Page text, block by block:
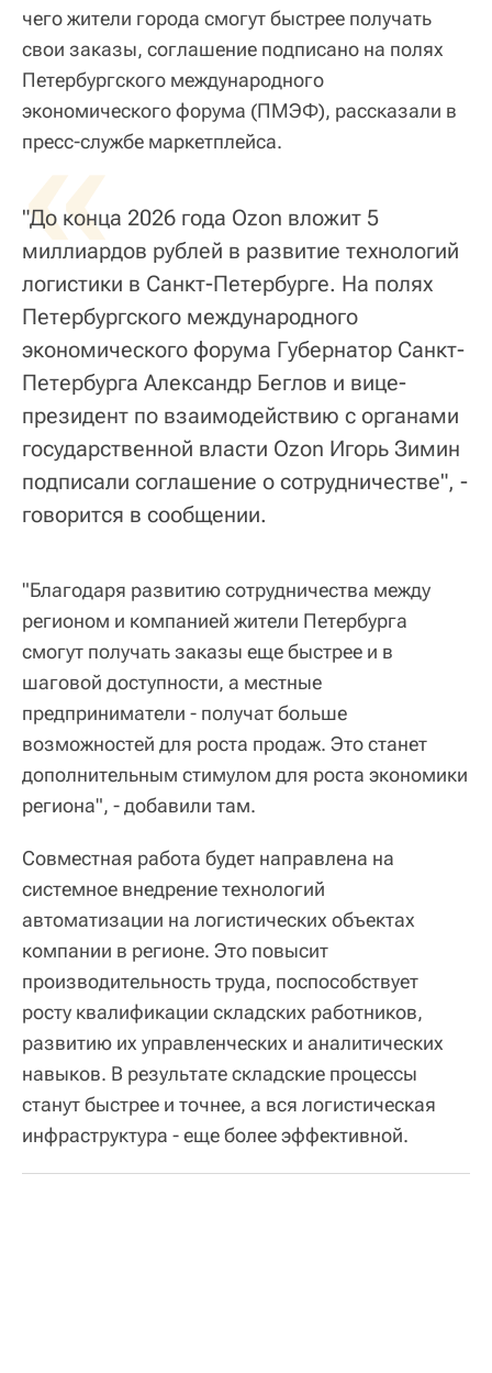
чего жители города смогут быстрее получать
свои заказы, соглашение подписано на полях
Петербургского международного
экономического форума (ПМЭФ), рассказали в
пресс-службе маркетплейса.
«
"До конца 2026 года Ozon вложит 5
миллиардов рублей в развитие технологий
логистики в Санкт-Петербурге. На полях
Петербургского международного
экономического форума Губернатор Санкт-
Петербурга Александр Беглов и вице-
президент по взаимодействию с органами
государственной власти Ozon Игорь Зимин
подписали соглашение о сотрудничестве", -
говорится в сообщении.
"Благодаря развитию сотрудничества между
регионом и компанией жители Петербурга
смогут получать заказы еще быстрее и в
шаговой доступности, а местные
предприниматели - получат больше
возможностей для роста продаж. Это станет
дополнительным стимулом для роста экономики
региона", - добавили там.
Совместная работа будет направлена на
системное внедрение технологий
автоматизации на логистических объектах
компании в регионе. Это повысит
производительность труда, поспособствует
росту квалификации складских работников,
развитию их управленческих и аналитических
навыков. В результате складские процессы
станут быстрее и точнее, а вся логистическая
инфраструктура - еще более эффективной.